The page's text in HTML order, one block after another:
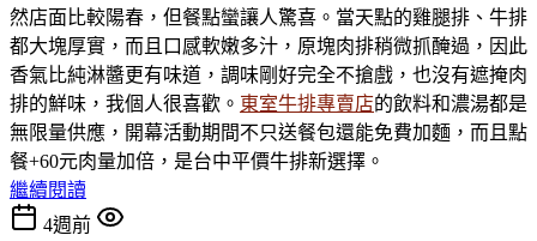
然店面比較陽春，但餐點蠻讓人驚喜。當天點的雞腿排、牛排
都大塊厚實，而且口感軟嫩多汁，原塊肉排稍微抓醃過，因此
香氣比純淋醬更有味道，調味剛好完全不搶戲，也沒有遮掩肉
排的鮮味，我個人很喜歡。 東室牛排專賣店的飲料和濃湯都是
無限量供應，開幕活動期間不只送餐包還能免費加麵，而且點
餐+60元肉量加倍，是台中平價牛排新選擇。
繼續閱讀
4週前